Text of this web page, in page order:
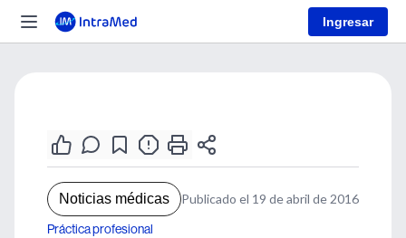
Ingresar
Noticias médicas Publicado el 19 de abril de 2016
Práctica profesional